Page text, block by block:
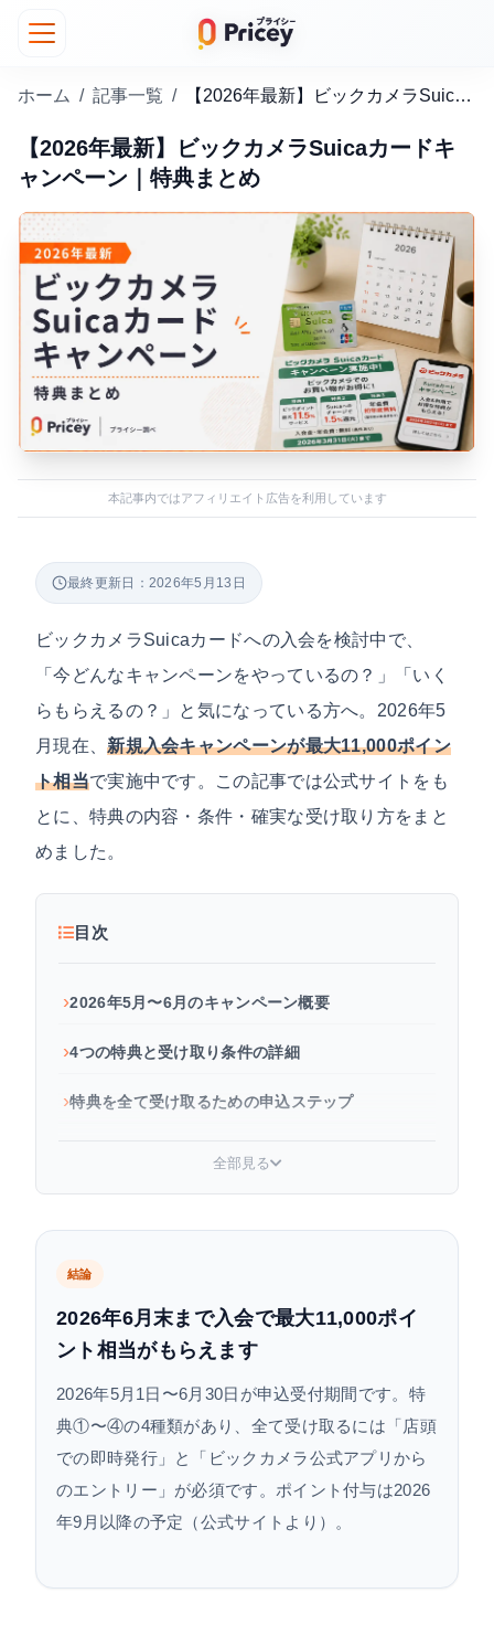
ホーム / 記事一覧 / 【2026年最新】ビックカメラSuicaカードキャンペーン｜特典まとめ
【2026年最新】ビックカメラSuicaカードキ
ャンペーン｜特典まとめ
本記事内ではアフィリエイト広告を利用しています
最終更新日：2026年5月13日
ビックカメラSuicaカードへの入会を検討中で、
「今どんなキャンペーンをやっているの？」「いく
らもらえるの？」と気になっている方へ。2026年5
月現在、新規入会キャンペーンが最大11,000ポイン
ト相当で実施中です。この記事では公式サイトをも
とに、特典の内容・条件・確実な受け取り方をまと
めました。
目次
2026年5月〜6月のキャンペーン概要
4つの特典と受け取り条件の詳細
特典を全て受け取るための申込ステップ
全部見る
結論
2026年6月末まで入会で最大11,000ポイ
ント相当がもらえます
2026年5月1日〜6月30日が申込受付期間です。特
典①〜④の4種類があり、全て受け取るには「店頭
での即時発行」と「ビックカメラ公式アプリから
のエントリー」が必須です。ポイント付与は2026
年9月以降の予定（公式サイトより）。